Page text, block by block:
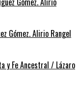
Gómez. Alirio Rangel